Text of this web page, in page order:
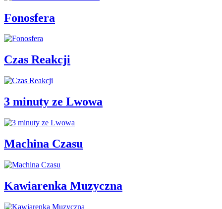
Fonosfera
Czas Reakcji
3 minuty ze Lwowa
Machina Czasu
Kawiarenka Muzyczna